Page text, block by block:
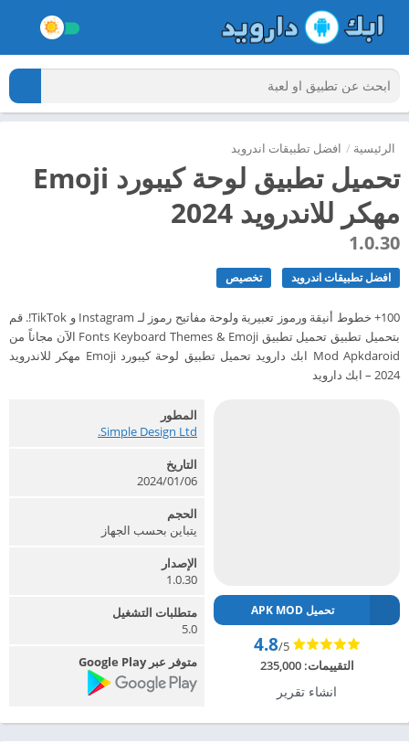
الرئيسية / افضل تطبيقات اندرويد
تحميل تطبيق لوحة كيبورد Emoji
مهكر للاندرويد 2024
1.0.30
افضل تطبيقات اندرويد تخصيص
100+ خطوط أنيقة ورموز تعبيرية ولوحة مفاتيح رموز لـ Instagram و TikTok!. قم
بتحميل تطبيق تحميل تطبيق Fonts Keyboard Themes & Emoji الآن مجاناً من
Mod Apkdaroid ابك دارويد تحميل تطبيق لوحة كيبورد Emoji مهكر للاندرويد
2024 – ابك دارويد
تحميل APK MOD
4.8/5
التقييمات:235,000
انشاء تقرير
المطور
Simple Design Ltd.‏
التاريخ
2024/01/06
الحجم
يتباين بحسب الجهاز
الإصدار
1.0.30
متطلبات التشغيل
5.0
متوفر عبر Google Play